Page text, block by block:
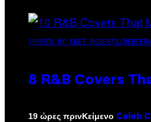
(PHOTO BY EBET ROBERTS/
8 R&B Covers
19 ώρες πρινΚείμενο Caleb